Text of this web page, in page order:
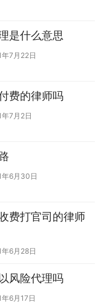
是什么意思
7月22日
费的律师吗
7月2日
年6月30日
费打官司的律师
6月28日
风险代理吗
6月17日